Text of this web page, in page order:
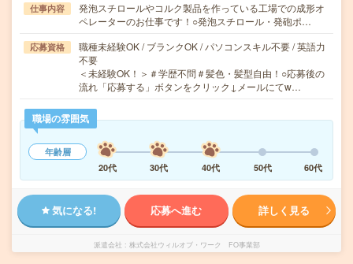
仕事内容
発泡スチロールやコルク製品を作っている工場での成形オ
ペレーターのお仕事です！○発泡スチロール・発砲ポ…
応募資格
職種未経験OK / ブランクOK / パソコンスキル不要 / 英語力
不要
＜未経験OK！＞＃学歴不問＃髪色・髪型自由！○応募後の
流れ「応募する」ボタンをクリック↓メールにてw…
職場の雰囲気
年齢層
20代
30代 40代 50代 60代
気になる! 応募へ進む 詳しく見る
派遣会社 株式会社ウィルオブ・ワーク FO事業部